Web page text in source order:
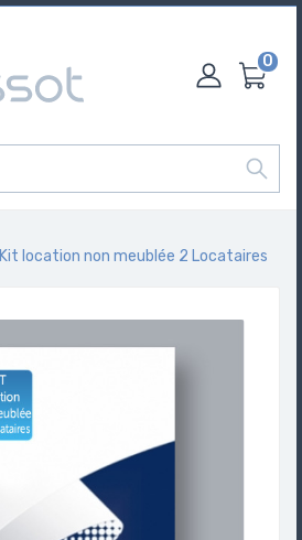
0
Kit location non meublée 2 Locataires